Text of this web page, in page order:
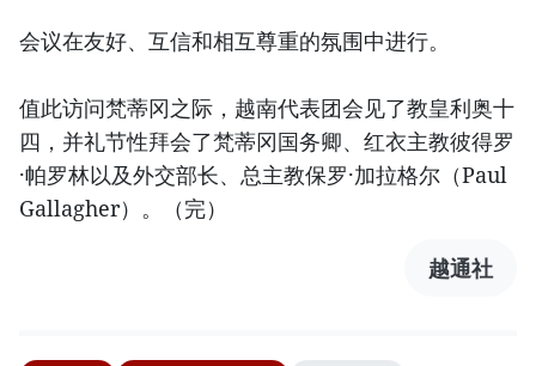
会议在友好、互信和相互尊重的氛围中进行。
值此访问梵蒂冈之际，越南代表团会见了教皇利奥十
四，并礼节性拜会了梵蒂冈国务卿、红衣主教彼得罗
·帕罗林以及外交部长、总主教保罗·加拉格尔（Paul
Gallagher）。（完）
越通社